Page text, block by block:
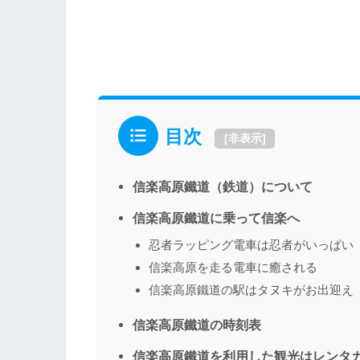
目次 [非表示]
信楽高原鐵道（鉄道）について
信楽高原鐵道に乗って信楽へ
忍者ラッピング電車は忍者がいっぱい
信楽高原を走る電車に癒される
信楽高原鐵道の駅はタヌキがお出迎え
信楽高原鐵道の時刻表
信楽高原鐵道を利用した観光はレンタ